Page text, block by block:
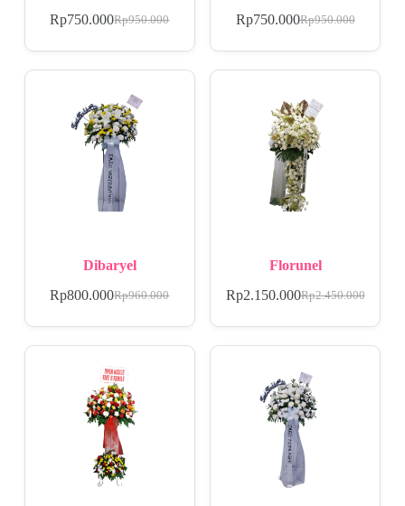
Rp950.000
Rp750.000 Rp950.000
Rp750.000
Dibaryel
Rp960.000
Rp800.000
Florunel
Rp2.450.000
Rp2.150.000